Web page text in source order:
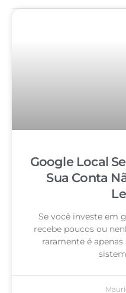
Google Local
Sua Conta
Se você investe em
recebe poucos ou
raramente é